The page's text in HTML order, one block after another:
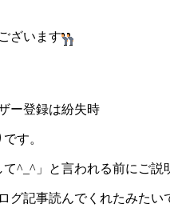
ざいます
ー登録は紛失時
す。
て^_^」と言われる前にご説
グ記事読んでくれたみたい